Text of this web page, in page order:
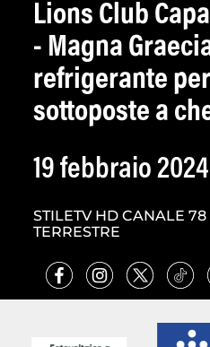
Lions Club
- Magna
refrigerante
sottoposte a
19 febbraio 2024
STILETV HD CANALE
TERRESTRE